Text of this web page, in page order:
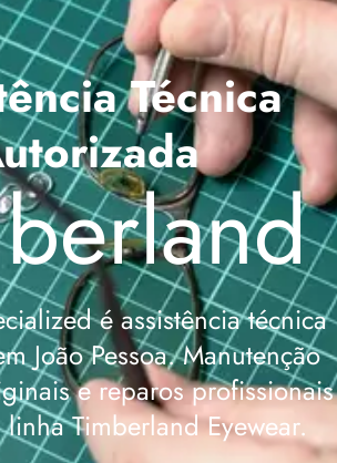
Técnica
é assistência técnica
João Pessoa. Manutenção
e reparos profissionais
Timberland Eyewear.